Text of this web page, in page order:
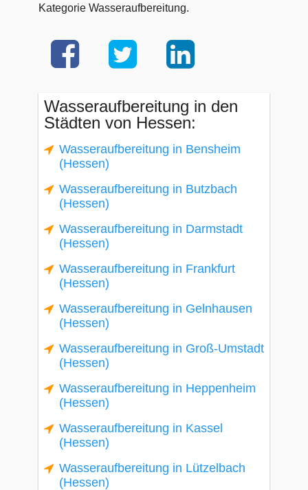
Kategorie Wasseraufbereitung.
Wasseraufbereitung in den
Städten von Hessen:
Wasseraufbereitung in Bensheim
(Hessen)
Wasseraufbereitung in Butzbach
(Hessen)
Wasseraufbereitung in Darmstadt
(Hessen)
Wasseraufbereitung in Frankfurt
(Hessen)
Wasseraufbereitung in Gelnhausen
(Hessen)
Wasseraufbereitung in Groß-Umstadt
(Hessen)
Wasseraufbereitung in Heppenheim
(Hessen)
Wasseraufbereitung in Kassel
(Hessen)
Wasseraufbereitung in Lützelbach
(Hessen)